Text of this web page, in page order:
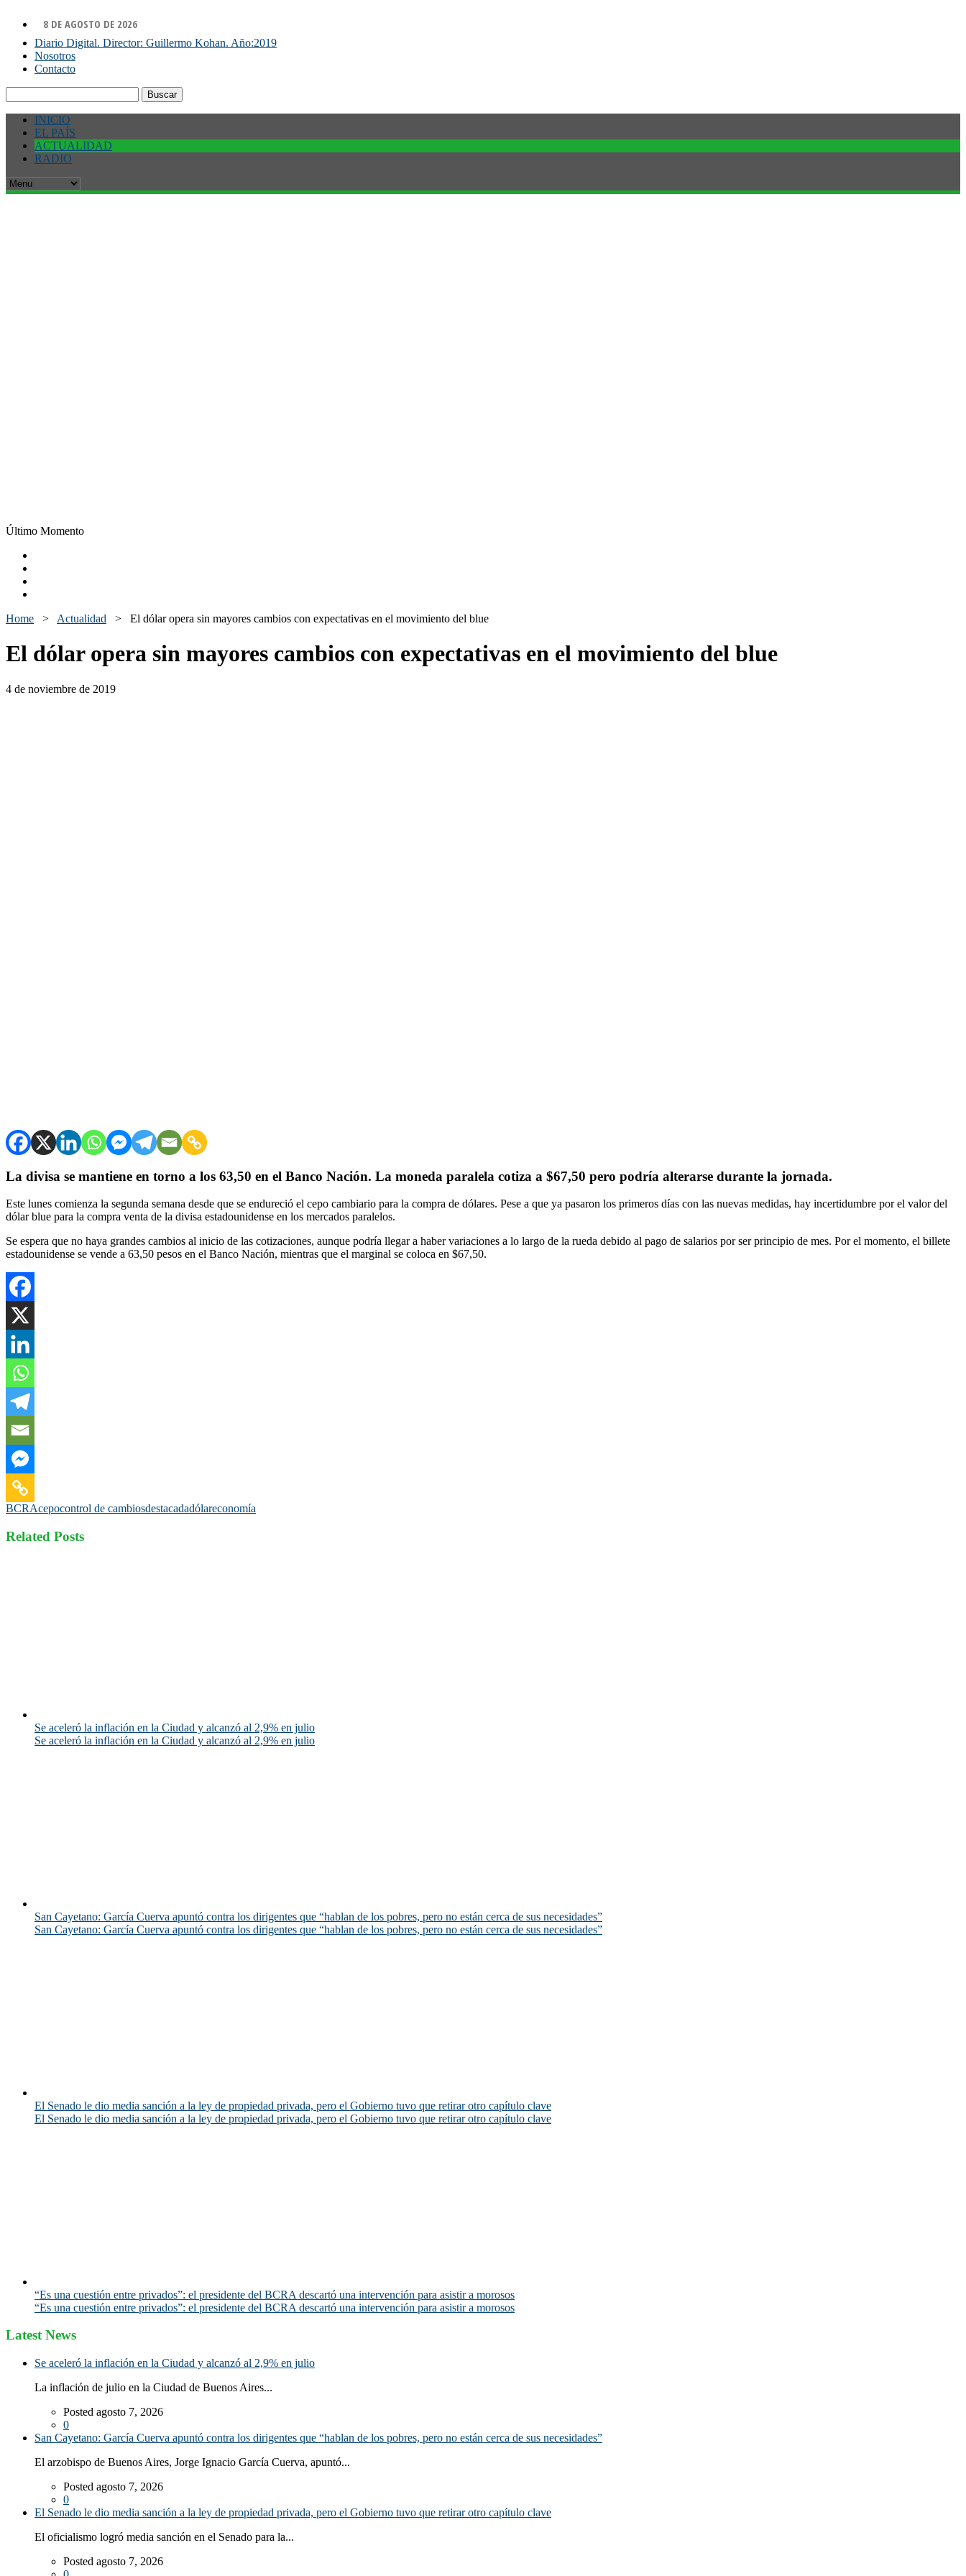
8 DE AGOSTO DE 2026
Diario Digital. Director: Guillermo Kohan. Año:2019
Nosotros
Contacto
INICIO
EL PAÍS
ACTUALIDAD
RADIO
Último Momento
Home > Actualidad > El dólar opera sin mayores cambios con expectativas en el movimiento del blue
El dólar opera sin mayores cambios con expectativas en el movimiento del blue
4 de noviembre de 2019
La divisa se mantiene en torno a los 63,50 en el Banco Nación. La moneda paralela cotiza a $67,50 pero podría alterarse durante la jornada.
Este lunes comienza la segunda semana desde que se endureció el cepo cambiario para la compra de dólares. Pese a que ya pasaron los primeros días con las nuevas medidas, hay incertidumbre por el valor del
dólar blue para la compra venta de la divisa estadounidense en los mercados paralelos.
Se espera que no haya grandes cambios al inicio de las cotizaciones, aunque podría llegar a haber variaciones a lo largo de la rueda debido al pago de salarios por ser principio de mes. Por el momento, el billete
estadounidense se vende a 63,50 pesos en el Banco Nación, mientras que el marginal se coloca en $67,50.
BCRAcepocontrol de cambiosdestacadadólareconomía
Related Posts
Se aceleró la inflación en la Ciudad y alcanzó al 2,9% en julio
Se aceleró la inflación en la Ciudad y alcanzó al 2,9% en julio
San Cayetano: García Cuerva apuntó contra los dirigentes que “hablan de los pobres, pero no están cerca de sus necesidades”
San Cayetano: García Cuerva apuntó contra los dirigentes que “hablan de los pobres, pero no están cerca de sus necesidades”
El Senado le dio media sanción a la ley de propiedad privada, pero el Gobierno tuvo que retirar otro capítulo clave
El Senado le dio media sanción a la ley de propiedad privada, pero el Gobierno tuvo que retirar otro capítulo clave
“Es una cuestión entre privados”: el presidente del BCRA descartó una intervención para asistir a morosos
“Es una cuestión entre privados”: el presidente del BCRA descartó una intervención para asistir a morosos
Latest News
Se aceleró la inflación en la Ciudad y alcanzó al 2,9% en julio
La inflación de julio en la Ciudad de Buenos Aires...
Posted agosto 7, 2026
0
San Cayetano: García Cuerva apuntó contra los dirigentes que “hablan de los pobres, pero no están cerca de sus necesidades”
El arzobispo de Buenos Aires, Jorge Ignacio García Cuerva, apuntó...
Posted agosto 7, 2026
0
El Senado le dio media sanción a la ley de propiedad privada, pero el Gobierno tuvo que retirar otro capítulo clave
El oficialismo logró media sanción en el Senado para la...
Posted agosto 7, 2026